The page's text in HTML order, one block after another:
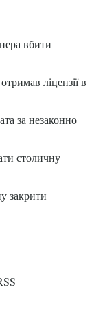
вбити
ліцензії в
за незаконно
столичну
закрити